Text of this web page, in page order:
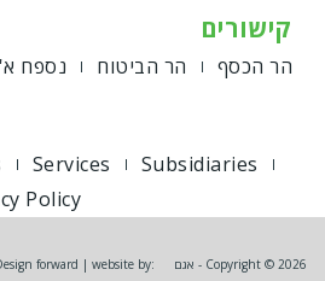
קישורים
הר הכסף הר הביטוח נספח א'
Services
Subsidiaries
Policy
Copyright © 2026 - אגם forward | website by: